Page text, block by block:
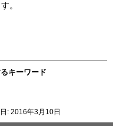
。
キーワード
: 2016年3月10日